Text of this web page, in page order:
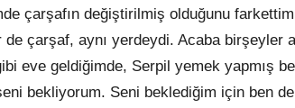
çarşafın değiştirilmiş olduğunu
de çarşaf, aynı yerdeydi. Acaba birşeyler
eve geldiğimde, Serpil yemek yapmış
bekliyorum. Seni beklediğim için ben